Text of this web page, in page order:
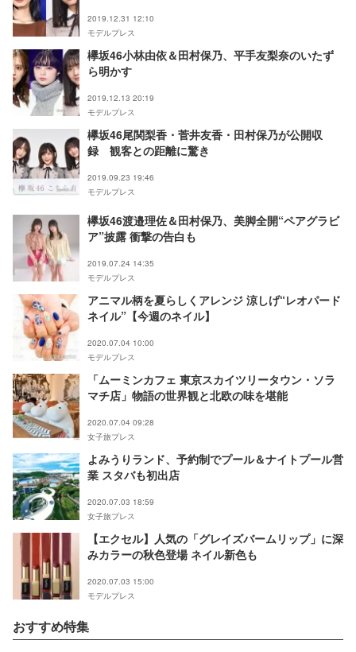
2019.12.31 12:10
モデルプレス
欅坂46小林由依＆田村保乃、平手友梨奈のいたず
ら明かす
2019.12.13 20:19
モデルプレス
欅坂46尾関梨香・菅井友香・田村保乃が公開収
録 観客との距離に驚き
2019.09.23 19:46
モデルプレス
欅坂46渡邉理佐＆田村保乃、美脚全開“ペアグラビ
ア”披露 衝撃の告白も
2019.07.24 14:35
モデルプレス
アニマル柄を夏らしくアレンジ 涼しげ“レオパード
ネイル”【今週のネイル】
2020.07.04 10:00
モデルプレス
「ムーミンカフェ 東京スカイツリータウン・ソラ
マチ店」物語の世界観と北欧の味を堪能
2020.07.04 09:28
女子旅プレス
よみうりランド、予約制でプール＆ナイトプール営
業 スタバも初出店
2020.07.03 18:59
女子旅プレス
【エクセル】人気の「グレイズバームリップ」に深
みカラーの秋色登場 ネイル新色も
2020.07.03 15:00
モデルプレス
おすすめ特集